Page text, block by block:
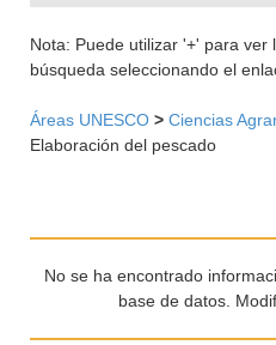
Nota: Puede utilizar '+' para
búsqueda seleccionando el
Áreas UNESCO > Ciencias
Elaboración del pescado
No se ha encontrado
base de datos.